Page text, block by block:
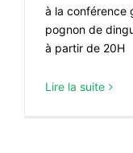
à la conférence
pognon de
à partir de 20H
Lire la suite